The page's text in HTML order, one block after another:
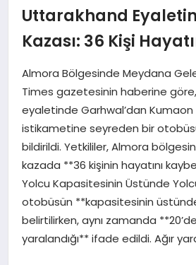
SAĞLIK
SIYASET
EKONOMI
DÜNYA
Uttarakhand
Kazası: 36 Kişi
Almora Bölgesinde Meydana
Times gazetesinin haberine
eyaletinde Garhwal’dan
istikametine seyreden bir
bildirildi. Yetkililer, Almora
kazada **36 kişinin hayatını
Yolcu Kapasitesinin Üstünde
otobüsün **kapasitesinin
belirtilirken, aynı zamanda
yaralandığı** ifade edildi. Ağır